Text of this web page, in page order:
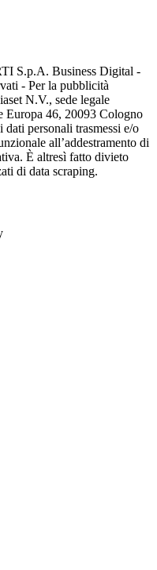
S.p.A. Business Digital -
- Per la pubblicità
N.V., sede legale
Europa 46, 20093 Cologno
personali trasmessi e/o
all’addestramento di
È altresì fatto divieto
di data scraping.